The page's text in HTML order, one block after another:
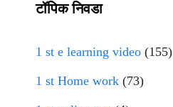
टॉपिक निवडा
1 st e learning video (155)
1 st Home work (73)